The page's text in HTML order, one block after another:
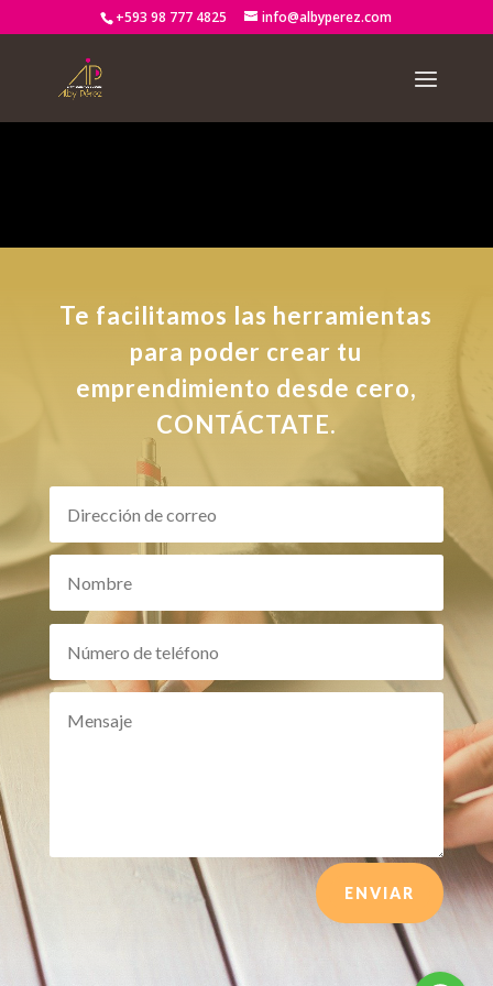
Notice: Trying to access array offset on value of type bool in
/home2/albypere/public_html/wp-
content/themes/Divi/includes/builder/functions.phpon line
+593 98 777 4825 info@albyperez.com
Te facilitamos las herramientas
para poder crear tu
emprendimiento desde cero,
CONTÁCTATE.
ENVIAR